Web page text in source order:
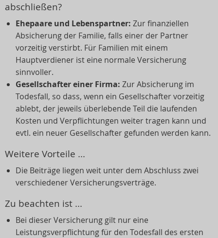
abschließen?
Ehepaare und Lebenspartner: Zur finanziellen
Absicherung der Familie, falls einer der Partner
vorzeitig verstirbt. Für Familien mit einem
Hauptverdiener ist eine normale Versicherung
sinnvoller.
Gesellschafter einer Firma: Zur Absicherung im
Todesfall, so dass, wenn ein Gesellschafter vorzeitig
ablebt, der jeweils überlebende Teil die laufenden
Kosten und Verpflichtungen weiter tragen kann und
evtl. ein neuer Gesellschafter gefunden werden kann.
Weitere Vorteile ...
Die Beiträge liegen weit unter dem Abschluss zwei
verschiedener Versicherungsverträge.
Zu beachten ist ...
Bei dieser Versicherung gilt nur eine
Leistungsverpflichtung für den Todesfall des ersten